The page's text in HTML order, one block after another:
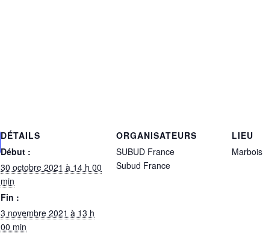
DÉTAILS
Début :
30 octobre 2021 à 14 h 00
min
Fin :
3 novembre 2021 à 13 h
00 min
ORGANISATEURS
SUBUD France
Subud France
LIEU